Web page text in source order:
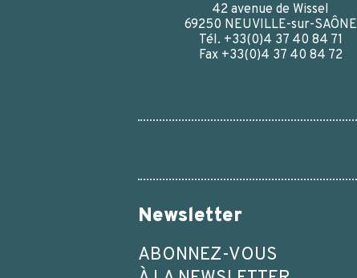
42 avenue de Wissel
69250 NEUVILLE-sur-SAÔNE
Tél. +33(0)4 37 40 84 71
Fax +33(0)4 37 40 84 72
Newsletter
ABONNEZ-VOUS